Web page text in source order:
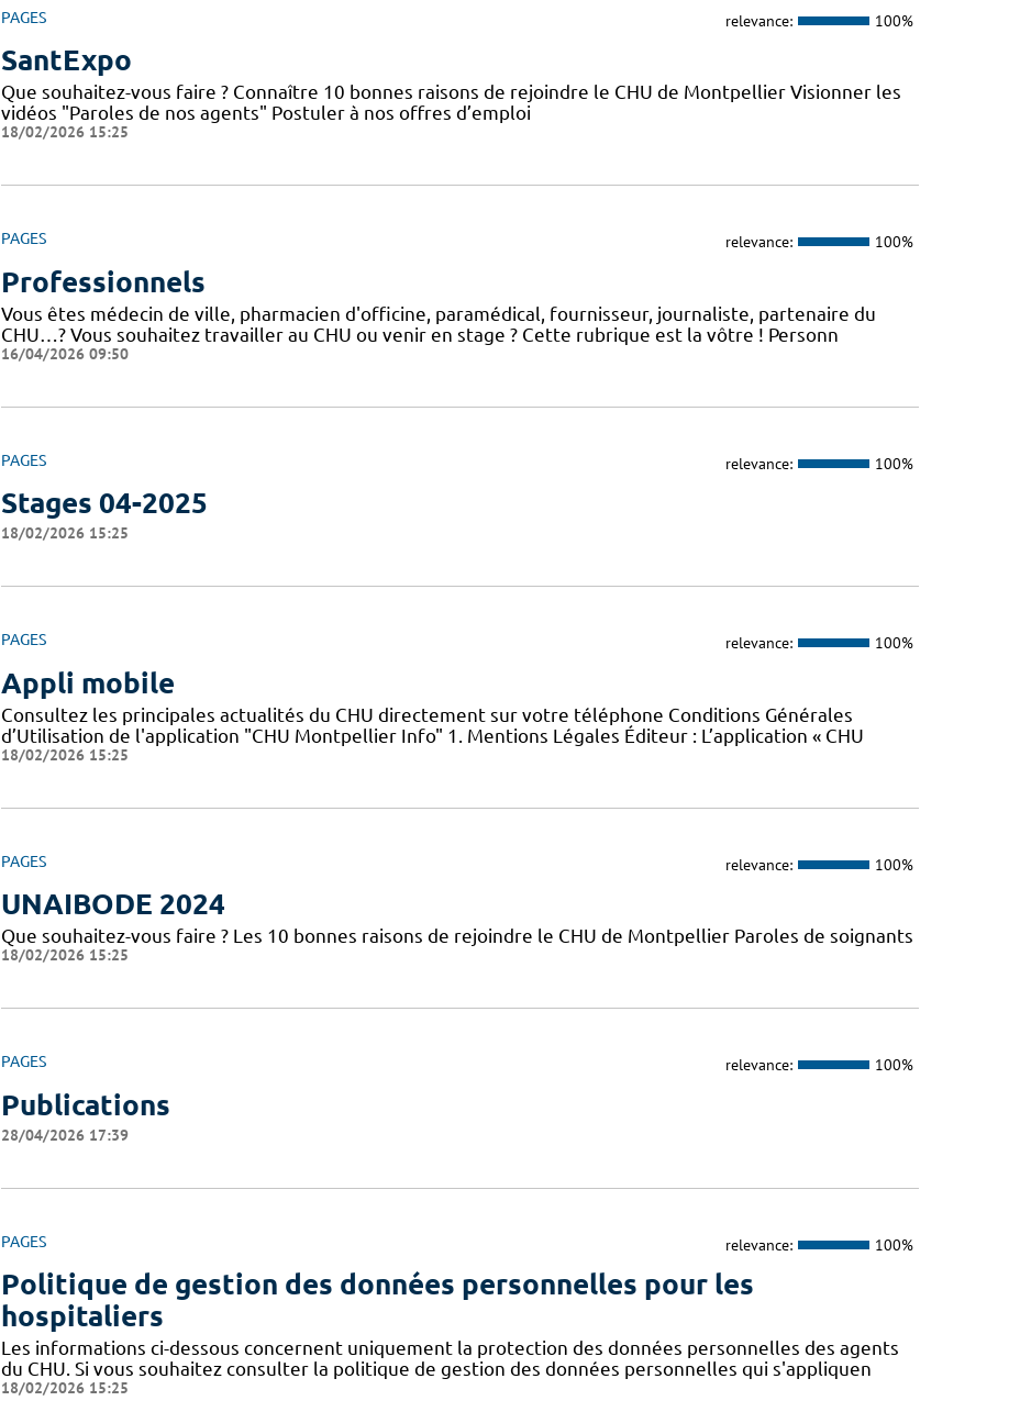
PAGES relevance: 100%
SantExpo
Que souhaitez-vous faire ? Connaître 10 bonnes raisons de rejoindre le CHU de Montpellier Visionner les
vidéos "Paroles de nos agents" Postuler à nos offres d’emploi
18/02/2026 15:25
PAGES relevance: 100%
Professionnels
Vous êtes médecin de ville, pharmacien d'officine, paramédical, fournisseur, journaliste, partenaire du
CHU…? Vous souhaitez travailler au CHU ou venir en stage ? Cette rubrique est la vôtre ! Personn
16/04/2026 09:50
PAGES relevance: 100%
Stages 04-2025
18/02/2026 15:25
PAGES relevance: 100%
Appli mobile
Consultez les principales actualités du CHU directement sur votre téléphone Conditions Générales
d’Utilisation de l'application "CHU Montpellier Info" 1. Mentions Légales Éditeur : L’application « CHU
18/02/2026 15:25
PAGES relevance: 100%
UNAIBODE 2024
Que souhaitez-vous faire ? Les 10 bonnes raisons de rejoindre le CHU de Montpellier Paroles de soignants
18/02/2026 15:25
PAGES relevance: 100%
Publications
28/04/2026 17:39
PAGES relevance: 100%
Politique de gestion des données personnelles pour les
hospitaliers
Les informations ci-dessous concernent uniquement la protection des données personnelles des agents
du CHU. Si vous souhaitez consulter la politique de gestion des données personnelles qui s'appliquen
18/02/2026 15:25